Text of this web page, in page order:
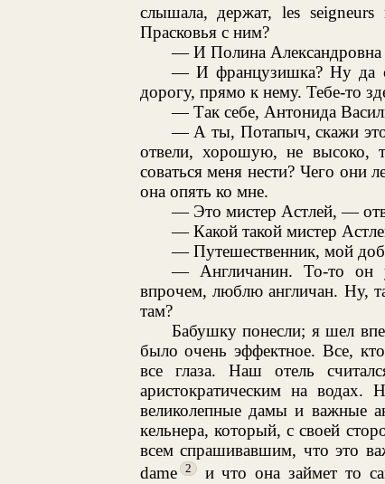
слышала, держат, les seigneurs
Прасковья с ним?
— И Полина Александровна
— И французишка? Ну да
дорогу, прямо к нему. Тебе-то
— Так себе, Антонида
— А ты, Потапыч, скажи
отвели, хорошую, не высоко,
соваться меня нести? Чего они
она опять ко мне.
— Это мистер Астлей, —
— Какой такой мистер
— Путешественник, мой
— Англичанин. То-то он
впрочем, люблю англичан. Ну,
там?
Бабушку понесли; я шел
было очень эффектное. Все,
все глаза. Наш отель
аристократическим на водах.
великолепные дамы и важные
кельнера, который, с своей
всем спрашивавшим, что это
dame
2 и что она займет то